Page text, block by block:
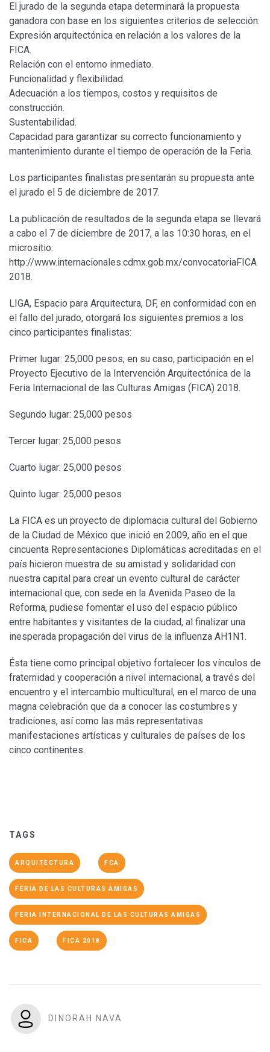
El jurado de la segunda etapa determinará la propuesta
ganadora con base en los siguientes criterios de selección:
Expresión arquitectónica en relación a los valores de la
FICA.
Relación con el entorno inmediato.
Funcionalidad y flexibilidad.
Adecuación a los tiempos, costos y requisitos de
construcción.
Sustentabilidad.
Capacidad para garantizar su correcto funcionamiento y
mantenimiento durante el tiempo de operación de la Feria.
Los participantes finalistas presentarán su propuesta ante
el jurado el 5 de diciembre de 2017.
La publicación de resultados de la segunda etapa se llevará
a cabo el 7 de diciembre de 2017, a las 10:30 horas, en el
micrositio:
http://www.internacionales.cdmx.gob.mx/convocatoriaFICA
2018.
LIGA, Espacio para Arquitectura, DF, en conformidad con en
el fallo del jurado, otorgará los siguientes premios a los
cinco participantes finalistas:
Primer lugar: 25,000 pesos, en su caso, participación en el
Proyecto Ejecutivo de la Intervención Arquitectónica de la
Feria Internacional de las Culturas Amigas (FICA) 2018.
Segundo lugar: 25,000 pesos
Tercer lugar: 25,000 pesos
Cuarto lugar: 25,000 pesos
Quinto lugar: 25,000 pesos
La FICA es un proyecto de diplomacia cultural del Gobierno
de la Ciudad de México que inició en 2009, año en el que
cincuenta Representaciones Diplomáticas acreditadas en el
país hicieron muestra de su amistad y solidaridad con
nuestra capital para crear un evento cultural de carácter
internacional que, con sede en la Avenida Paseo de la
Reforma, pudiese fomentar el uso del espacio público
entre habitantes y visitantes de la ciudad, al finalizar una
inesperada propagación del virus de la influenza AH1N1.
Ésta tiene como principal objetivo fortalecer los vínculos de
fraternidad y cooperación a nivel internacional, a través del
encuentro y el intercambio multicultural, en el marco de una
magna celebración que da a conocer las costumbres y
tradiciones, así como las más representativas
manifestaciones artísticas y culturales de países de los
cinco continentes.
TAGS
ARQUITECTURA FCA
FERIA DE LAS CULTURAS AMIGAS
FERIA INTERNACIONAL DE LAS CULTURAS AMIGAS
FICA FICA 2018
DINORAH NAVA